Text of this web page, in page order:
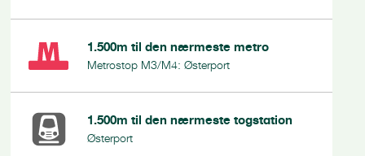
1.500m til den nærmeste metro
Metrostop M3/M4: Østerport
1.500m til den nærmeste togstation
Østerport